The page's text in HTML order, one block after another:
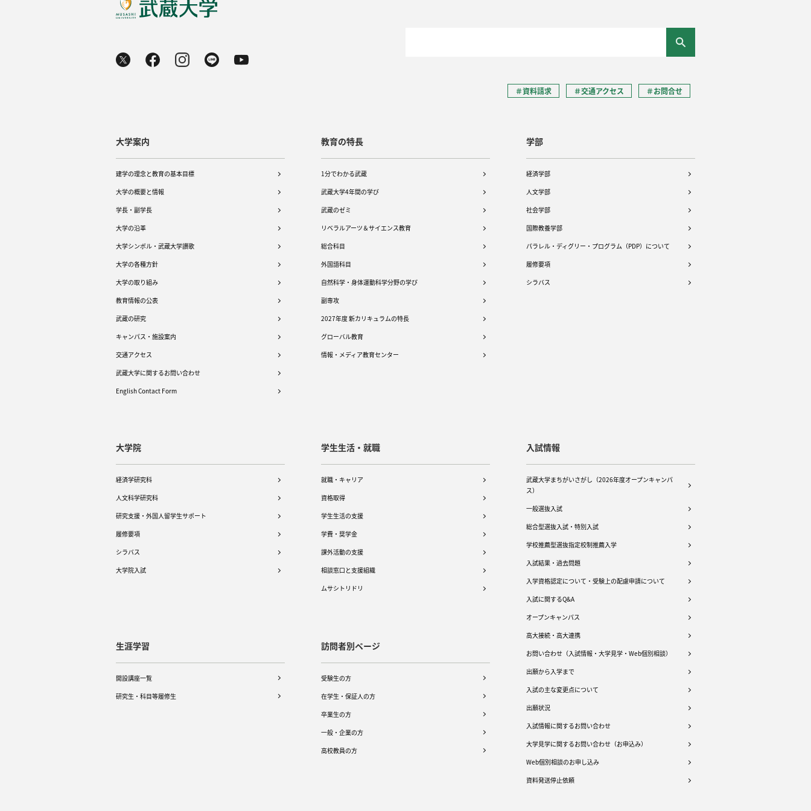
＃資料請求 ＃交通アクセス ＃お問合せ
大学案内
建学の理念と教育の基本目標
大学の概要と情報
学長・副学長
大学の沿革
大学シンボル・武蔵大学讃歌
大学の各種方針
大学の取り組み
教育情報の公表
武蔵の研究
キャンパス・施設案内
交通アクセス
武蔵大学に関するお問い合わせ
English Contact Form
教育の特長
1分でわかる武蔵
武蔵大学4年間の学び
武蔵のゼミ
リベラルアーツ＆サイエンス教育
総合科目
外国語科目
自然科学・身体運動科学分野の学び
副専攻
2027年度 新カリキュラムの特長
グローバル教育
情報・メディア教育センター
学部
経済学部
人文学部
社会学部
国際教養学部
パラレル・ディグリー・プログラム（PDP）について
履修要項
シラバス
大学院
経済学研究科
人文科学研究科
研究支援・外国人留学生サポート
履修要項
シラバス
大学院入試
学生生活・就職
就職・キャリア
資格取得
学生生活の支援
学費・奨学金
課外活動の支援
相談窓口と支援組織
ムサシトリドリ
入試情報
武蔵大学まちがいさがし（2026年度オープンキャンパ
ス）
一般選抜入試
総合型選抜入試・特別入試
学校推薦型選抜指定校制推薦入学
入試結果・過去問題
入学資格認定について・受験上の配慮申請について
入試に関するQ&A
オープンキャンパス
高大接続・高大連携
お問い合わせ（入試情報・大学見学・Web個別相談）
出願から入学まで
入試の主な変更点について
出願状況
入試情報に関するお問い合わせ
大学見学に関するお問い合わせ（お申込み）
Web個別相談のお申し込み
資料発送停止依頼
生涯学習
開設講座一覧
研究生・科目等履修生
訪問者別ページ
受験生の方
在学生・保証人の方
卒業生の方
一般・企業の方
高校教員の方